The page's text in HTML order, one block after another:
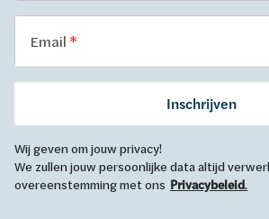
Email
Inschrijven
Wij geven om jouw privacy!
We zullen jouw persoonlijke data altijd
overeenstemming met ons Privacybeleid.